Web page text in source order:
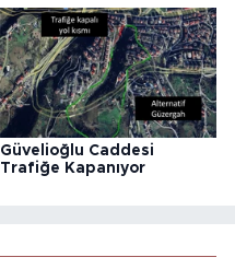
Güvelioğlu Caddesi
Trafiğe Kapanıyor